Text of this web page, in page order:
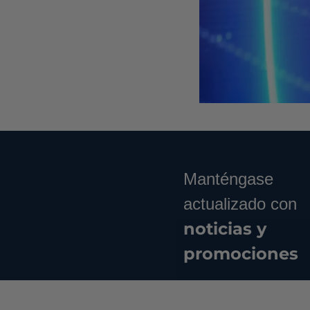
Manténgase
actualizado con
noticias y
promociones